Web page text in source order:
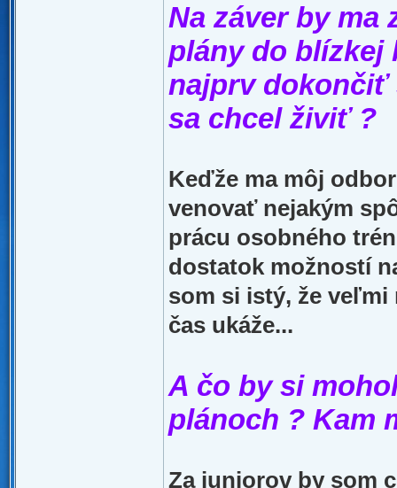
Na záver by ma
plány do
najprv dokončiť
sa chcel živiť ?
Keďže ma môj
venovať nejakým
prácu osobného
dostatok možností
som si istý, že veľmi
čas ukáže...
A čo by si
plánoch ? Kam
Za juniorov by som